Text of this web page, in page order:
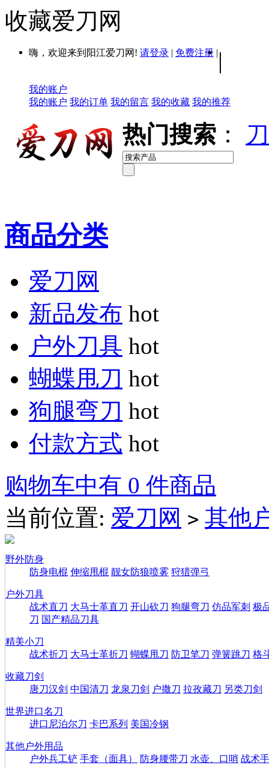
收藏爱刀网
嗨，欢迎来到阳江爱刀网! 请登录 | 免费注册 | |
我的账户
我的账户 我的订单 我的留言 我的收藏 我的推荐
热门搜索 ：
商品分类
爱刀网
新品发布 hot
户外刀具 hot
蝴蝶甩刀 hot
狗腿弯刀 hot
付款方式 hot
购物车中有 0 件商品
当前位置: 爱刀网 > 其他
野外防身
防身电棍 伸缩甩棍 靓女防狼喷雾 狩猎弹弓
户外刀具
战术直刀 大马士革直刀 开山砍刀 狗腿弯刀 仿品军刺 极
刀 国产精品刀具
精美小刀
战术折刀 大马士革折刀 蝴蝶甩刀 防卫笔刀 弹簧跳刀 格
收藏刀剑
唐刀汉剑 中国清刀 龙泉刀剑 户撒刀 拉孜藏刀 另类刀剑
世界进口名刀
进口尼泊尔刀 卡巴系列 美国冷钢
其他户外用品
户外兵工铲 手套（面具） 防身腰带刀 水壶、口哨 战术